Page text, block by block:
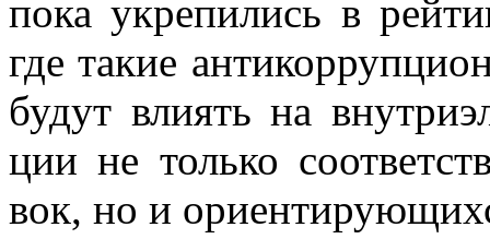
пока укре­пи­лись в
где та­кие
бу­дут вли­ять на
ции не толь­ко
вок, но и